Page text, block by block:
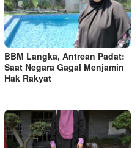
BBM Langka, Antrean Padat:
Saat Negara Gagal Menjamin
Hak Rakyat